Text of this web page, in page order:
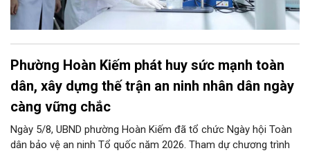
Phường Hoàn Kiếm phát huy sức mạnh toàn
dân, xây dựng thế trận an ninh nhân dân ngày
càng vững chắc
Ngày 5/8, UBND phường Hoàn Kiếm đã tổ chức Ngày hội Toàn
dân bảo vệ an ninh Tổ quốc năm 2026. Tham dự chương trình